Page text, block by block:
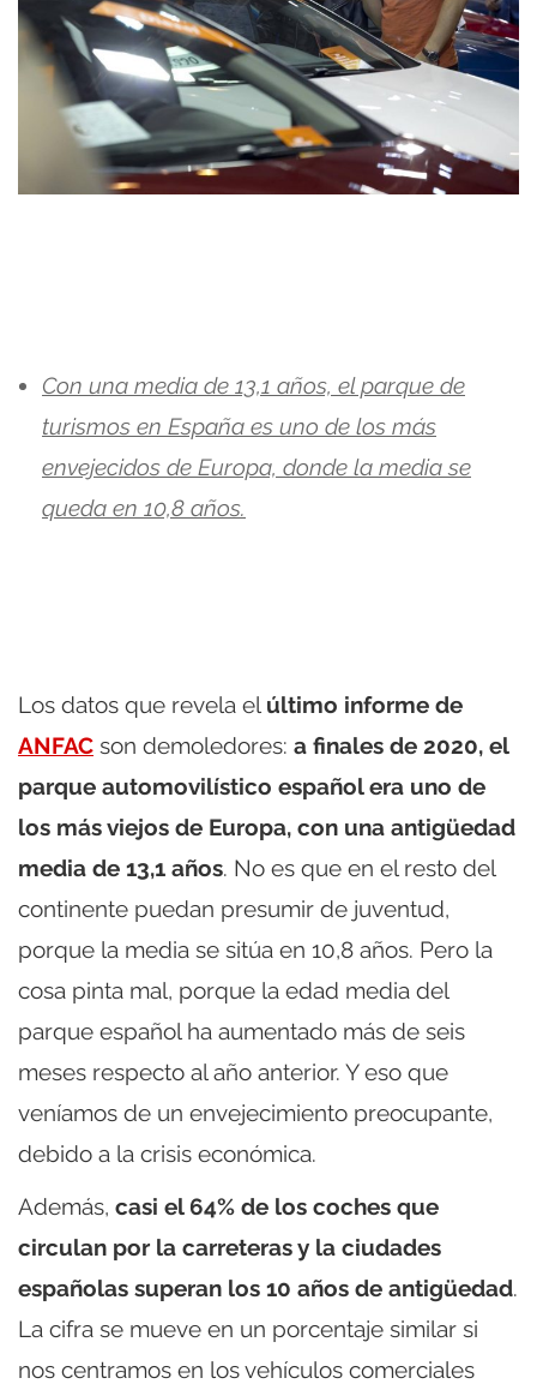
Con una media de 13,1 años, el parque de
turismos en España es uno de los más
envejecidos de Europa, donde la media se
queda en 10,8 años.
Los datos que revela el último informe de
ANFAC son demoledores: a finales de 2020, el
parque automovilístico español era uno de
los más viejos de Europa, con una antigüedad
media de 13,1 años. No es que en el resto del
continente puedan presumir de juventud,
porque la media se sitúa en 10,8 años. Pero la
cosa pinta mal, porque la edad media del
parque español ha aumentado más de seis
meses respecto al año anterior. Y eso que
veníamos de un envejecimiento preocupante,
debido a la crisis económica.
Además, casi el 64% de los coches que
circulan por la carreteras y la ciudades
españolas superan los 10 años de antigüedad.
La cifra se mueve en un porcentaje similar si
nos centramos en los vehículos comerciales